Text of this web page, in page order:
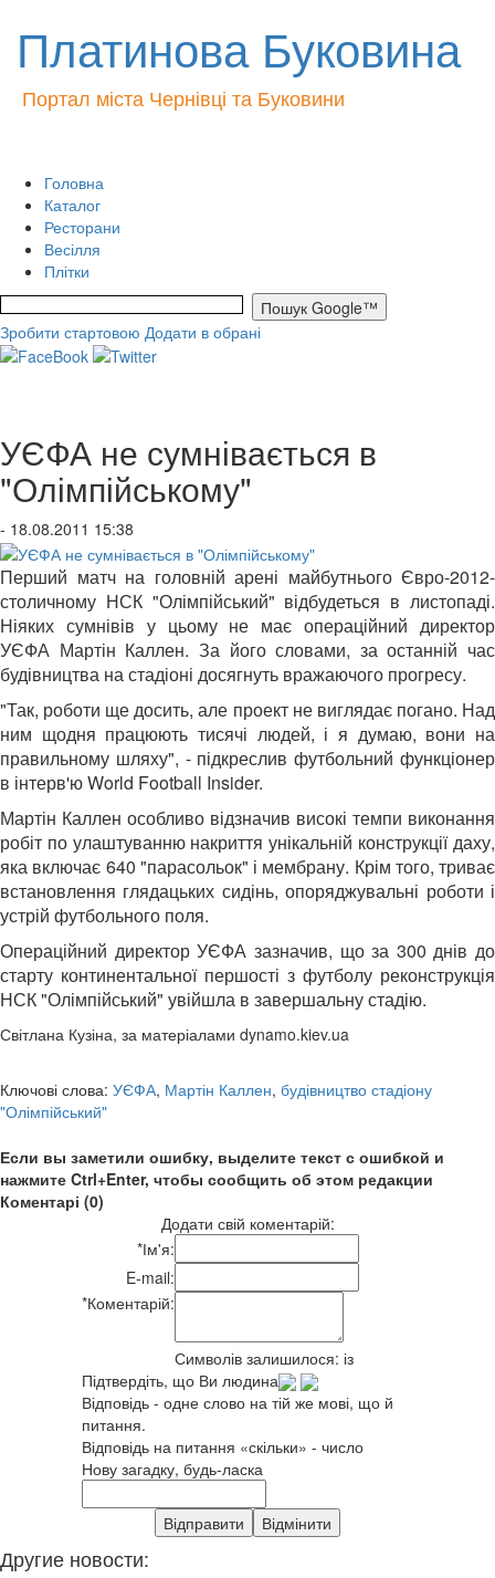
Платинова Буковина
Портал міста Чернівці та Буковини
Головна
Каталог
Ресторани
Весілля
Плітки
Зробити стартовою Додати в обрані
УЄФА не сумнівається в
"Олімпійському"
- 18.08.2011 15:38
Перший матч на головній арені майбутнього Євро-2012-
столичному НСК "Олімпійський" відбудеться в листопаді.
Ніяких сумнівів у цьому не має операційний директор
УЄФА Мартін Каллен. За його словами, за останній час
будівництва на стадіоні досягнуть вражаючого прогресу.
"Так, роботи ще досить, але проект не виглядає погано. Над
ним щодня працюють тисячі людей, і я думаю, вони на
правильному шляху", - підкреслив футбольний функціонер
в інтерв'ю World Football Insider.
Мартін Каллен особливо відзначив високі темпи виконання
робіт по улаштуванню накриття унікальній конструкції даху,
яка включає 640 "парасольок" і мембрану. Крім того, триває
встановлення глядацьких сидінь, опоряджувальні роботи і
устрій футбольного поля.
Операційний директор УЄФА зазначив, що за 300 днів до
старту континентальної першості з футболу реконструкція
НСК "Олімпійський" увійшла в завершальну стадію.
Світлана Кузіна, за матеріалами dynamo.kiev.ua
Ключові слова: УЄФА, Мартін Каллен, будівництво стадіону
"Олімпійський"
Если вы заметили ошибку, выделите текст с ошибкой и
нажмите Ctrl+Enter, чтобы сообщить об этом редакции
Коментарі (0)
Додати свій коментарій:
*Ім'я:
E-mail:
*Коментарій:
Символів залишилося: із
Підтвердіть, що Ви людина
Відповідь - одне слово на тій же мові, що й
питання.
Відповідь на питання «скільки» - число
Нову загадку, будь-ласка
Другие новости: